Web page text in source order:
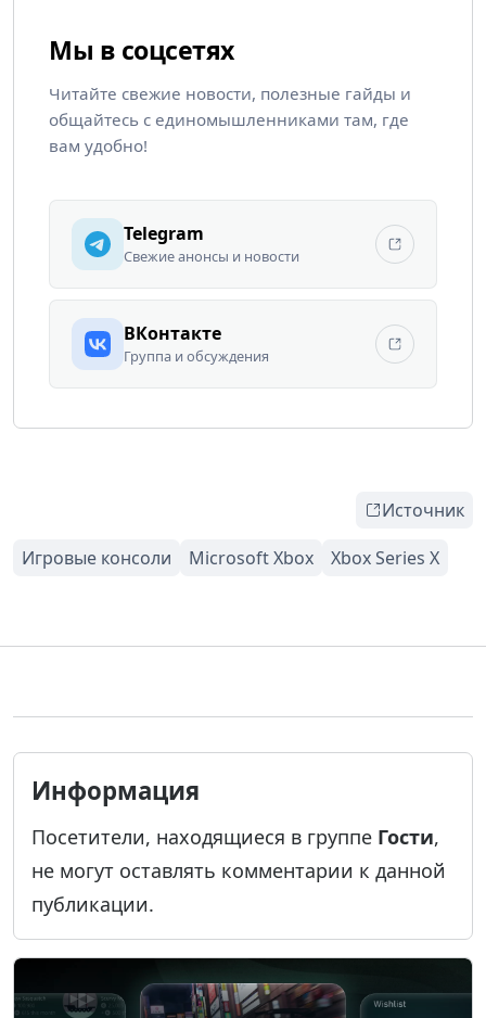
Мы в соцсетях
Читайте свежие новости, полезные гайды и
общайтесь с единомышленниками там, где
вам удобно!
Telegram
Свежие анонсы и новости
ВКонтакте
Группа и обсуждения
Источник
Информация
Посетители, находящиеся в группе Гости,
не могут оставлять комментарии к данной
публикации.